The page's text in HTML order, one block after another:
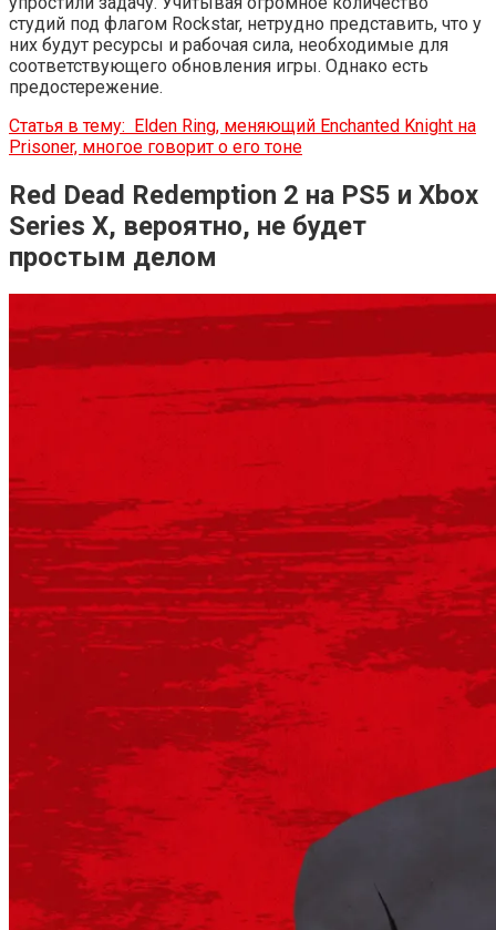
студий под флагом Rockstar, нетрудно представить, что у
них будут ресурсы и рабочая сила, необходимые для
соответствующего обновления игры. Однако есть
предостережение.
Статья в тему: Elden Ring, меняющий Enchanted Knight на
Prisoner, многое говорит о его тоне
Red Dead Redemption 2 на PS5 и Xbox
Series X, вероятно, не будет
простым делом